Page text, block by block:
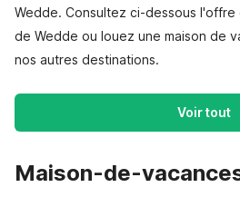
Wedde. Consultez ci-dessous l'offre
de Wedde ou louez une maison de
nos autres destinations.
Voir tout
Maison-de-